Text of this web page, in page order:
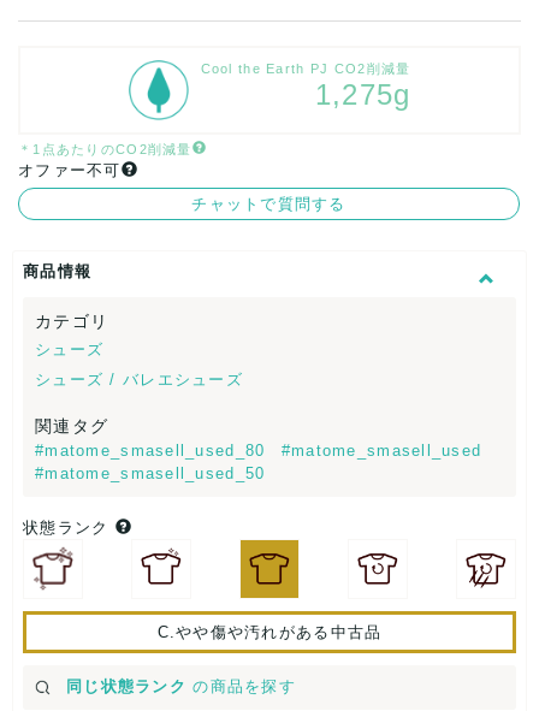
Cool the Earth PJ CO2削減量
1,275g
＊1点あたりのCO2削減量
オファー不可
チャットで質問する
商品情報
カテゴリ
シューズ
シューズ / バレエシューズ
関連タグ
#matome_smasell_used_80
#matome_smasell_used
#matome_smasell_used_50
状態ランク
C.やや傷や汚れがある中古品
同じ状態ランク の商品を探す